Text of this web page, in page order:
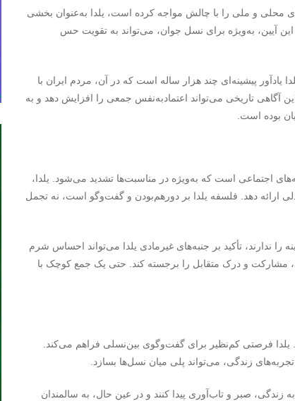
محلی و ملی را با چالش مواجه کرده است، یلدا به‌عنوان بخشی
آیین، به‌ویژه برای نسل جوان، می‌تواند به تقویت حس
پیشینه‌ای چند هزار ساله است که در آن، مردم ایران با
آگاهی تاریخی می‌تواند اعتمادبه‌نفس جمعی را افزایش دهد و به
بوده است.
اجتماعی است که به‌ویژه در مناسبت‌ها تشدید می‌شود. یلدا،
ارائه دهد. فلسفه یلدا بر دورهم‌بودن و گفت‌وگو است، نه تجمل
ندارند، تأکید بر جنبه‌های غیرمادی یلدا می‌تواند احساس شرم
مشارکت و درک متقابل را برجسته کند. حتی یک جمع کوچک با
فرصتی کم‌نظیر برای گفت‌وگوی بین‌نسلی فراهم می‌کند.
زندگی، می‌تواند پلی میان نسل‌ها بسازد.
صبر و تاب‌آوری پیدا کنند و در عین حال، به سالمندان